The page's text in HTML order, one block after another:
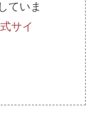
ていま
サイ